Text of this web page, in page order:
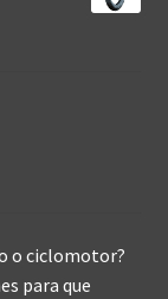
o ciclomotor?
para que